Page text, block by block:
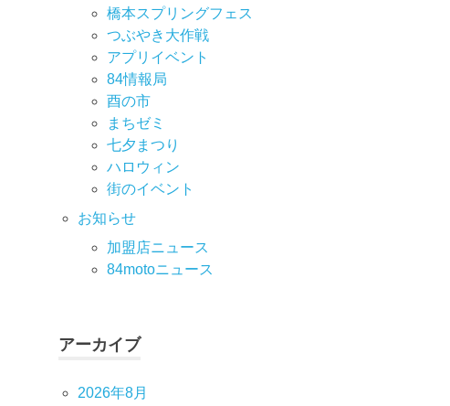
橋本スプリングフェス
つぶやき大作戦
アプリイベント
84情報局
酉の市
まちゼミ
七⼣まつり
ハロウィン
街のイベント
お知らせ
加盟店ニュース
84motoニュース
アーカイブ
2026年8月